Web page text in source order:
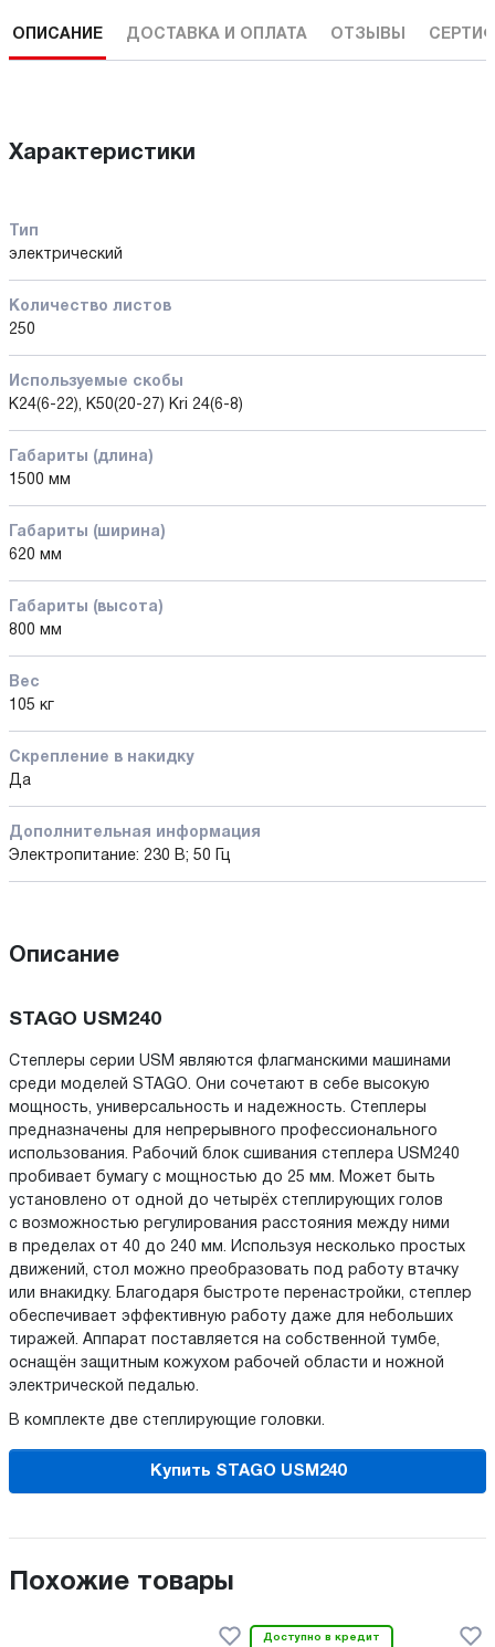
ОПИСАНИЕ ДОСТАВКА И ОПЛАТА ОТЗЫВЫ
Характеристики
Тип
электрический
Количество листов
250
Используемые скобы
K24(6-22), K50(20-27) Kri 24(6-8)
Габариты (длина)
1500 мм
Габариты (ширина)
620 мм
Габариты (высота)
800 мм
Вес
105 кг
Скрепление в накидку
Да
Дополнительная информация
Электропитание: 230 В; 50 Гц
Описание
STAGO USM240
Степлеры серии USM являются флагманскими машинами
среди моделей STAGO. Они сочетают в себе высокую
мощность, универсальность и надежность. Степлеры
предназначены для непрерывного профессионального
использования. Рабочий блок сшивания степлера USM240
пробивает бумагу с мощностью до 25 мм. Может быть
установлено от одной до четырёх степлирующих голов
с возможностью регулирования расстояния между ними
в пределах от 40 до 240 мм. Используя несколько простых
движений, стол можно преобразовать под работу втачку
или внакидку. Благодаря быстроте перенастройки, степлер
обеспечивает эффективную работу даже для небольших
тиражей. Аппарат поставляется на собственной тумбе,
оснащён защитным кожухом рабочей области и ножной
электрической педалью.
В комплекте две степлирующие головки.
Купить STAGO USM240
Похожие товары
Доступно в кредит